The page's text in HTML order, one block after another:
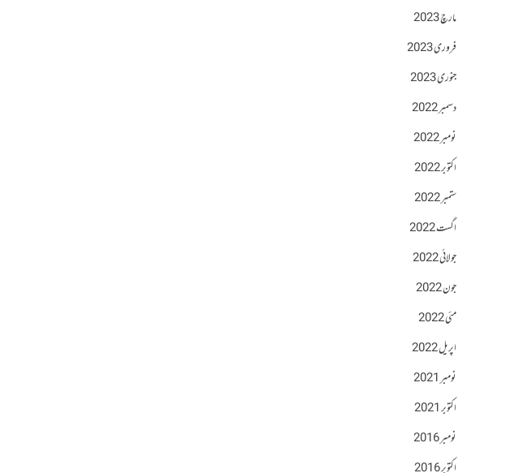
مارچ 2023
فروری 2023
جنوری 2023
دسمبر 2022
نومبر 2022
اکتوبر 2022
ستمبر 2022
اگست 2022
جولائی 2022
جون 2022
مئی 2022
اپریل 2022
نومبر 2021
اکتوبر 2021
نومبر 2016